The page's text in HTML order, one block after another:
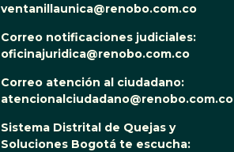
ventanillaunica@renobo.com.co
Correo notificaciones judiciales:
oficinajuridica@renobo.com.co
Correo atención al ciudadano:
atencionalciudadano@renobo.com.co
Sistema Distrital de Quejas y
Soluciones Bogotá te escucha: